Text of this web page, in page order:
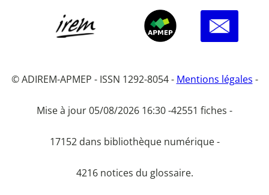
© ADIREM-APMEP - ISSN 1292-8054 - Mentions légales -
Mise à jour 05/08/2026 16:30 -42551 fiches -
17152 dans bibliothèque numérique -
4216 notices du glossaire.